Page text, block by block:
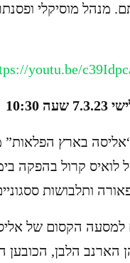
מנהל מוסיקלי
youtu.be/
בארץ הפלאות”
לואיס קרול בהפקה
ותלבושות
למסעה הקסום של
הארנב הלבן,